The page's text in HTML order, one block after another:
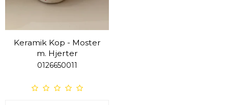
Keramik Kop - Moster
m. Hjerter
0126650011